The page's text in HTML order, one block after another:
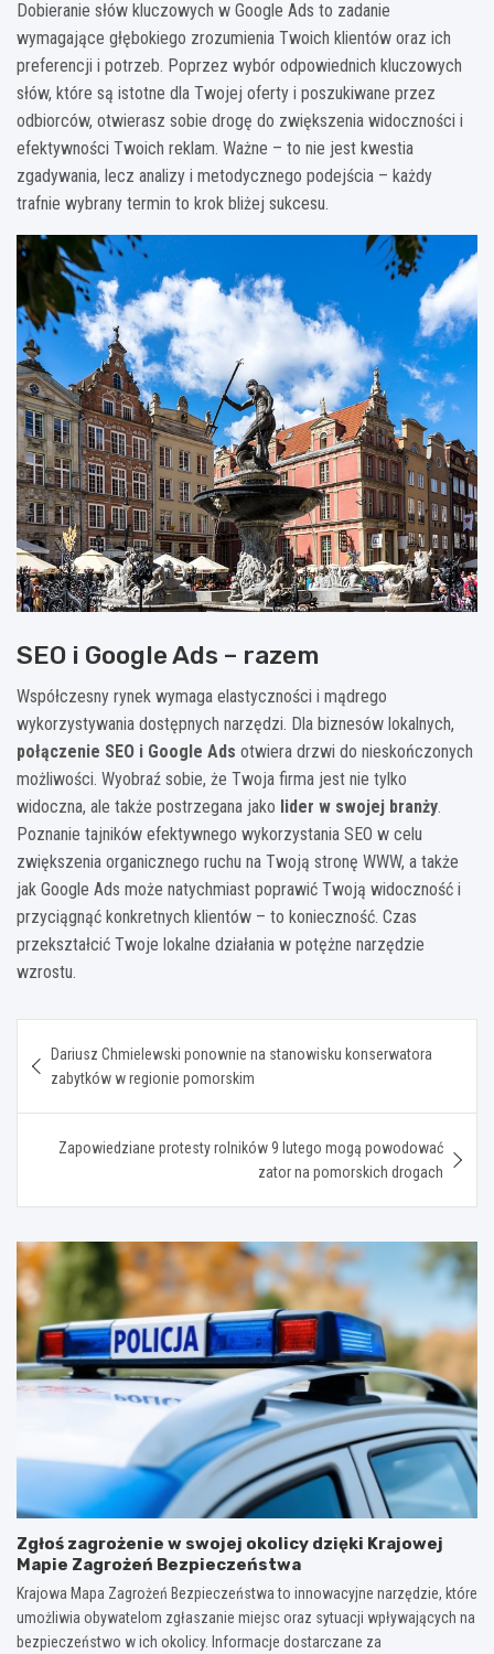
Dobieranie słów kluczowych w Google Ads to zadanie
wymagające głębokiego zrozumienia Twoich klientów oraz ich
preferencji i potrzeb. Poprzez wybór odpowiednich kluczowych
słów, które są istotne dla Twojej oferty i poszukiwane przez
odbiorców, otwierasz sobie drogę do zwiększenia widoczności i
efektywności Twoich reklam. Ważne – to nie jest kwestia
zgadywania, lecz analizy i metodycznego podejścia – każdy
trafnie wybrany termin to krok bliżej sukcesu.
SEO i Google Ads – razem
Współczesny rynek wymaga elastyczności i mądrego
wykorzystywania dostępnych narzędzi. Dla biznesów lokalnych,
połączenie SEO i Google Ads otwiera drzwi do nieskończonych
możliwości. Wyobraź sobie, że Twoja firma jest nie tylko
widoczna, ale także postrzegana jako lider w swojej branży.
Poznanie tajników efektywnego wykorzystania SEO w celu
zwiększenia organicznego ruchu na Twoją stronę WWW, a także
jak Google Ads może natychmiast poprawić Twoją widoczność i
przyciągnąć konkretnych klientów – to konieczność. Czas
przekształcić Twoje lokalne działania w potężne narzędzie
wzrostu.
wpisu
Dariusz Chmielewski ponownie na stanowisku konserwatora
zabytków w regionie pomorskim
Zapowiedziane protesty rolników 9 lutego mogą powodować
zator na pomorskich drogach
Zgłoś zagrożenie w swojej okolicy dzięki Krajowej
Mapie Zagrożeń Bezpieczeństwa
Krajowa Mapa Zagrożeń Bezpieczeństwa to innowacyjne narzędzie, które
umożliwia obywatelom zgłaszanie miejsc oraz sytuacji wpływających na
bezpieczeństwo w ich okolicy. Informacje dostarczane za